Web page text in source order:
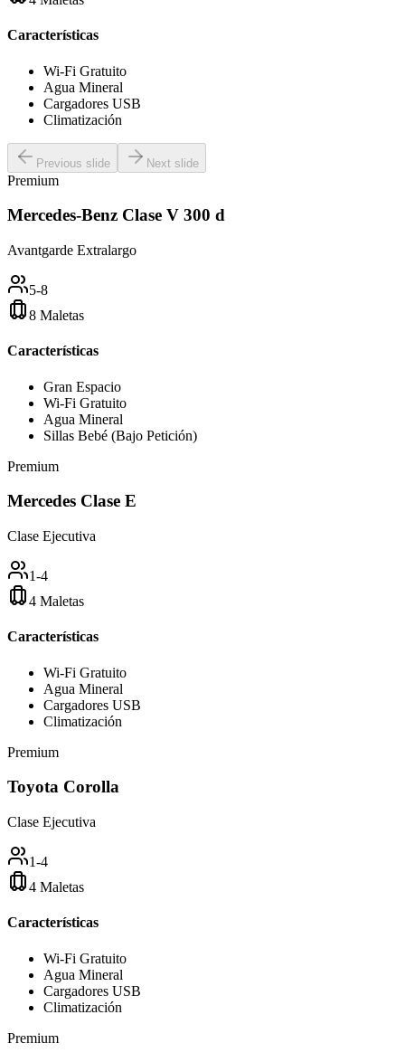
Características
Wi-Fi Gratuito
Agua Mineral
Cargadores USB
Climatización
Previous slide Next slide
Premium
Mercedes-Benz Clase V 300 d
Avantgarde Extralargo
5-8
8 Maletas
Características
Gran Espacio
Wi-Fi Gratuito
Agua Mineral
Sillas Bebé (Bajo Petición)
Premium
Mercedes Clase E
Clase Ejecutiva
1-4
4 Maletas
Características
Wi-Fi Gratuito
Agua Mineral
Cargadores USB
Climatización
Premium
Toyota Corolla
Clase Ejecutiva
1-4
4 Maletas
Características
Wi-Fi Gratuito
Agua Mineral
Cargadores USB
Climatización
Premium